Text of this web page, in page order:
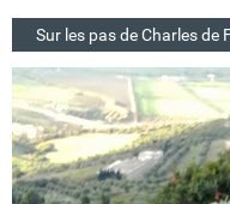
Sur les pas de Charles de